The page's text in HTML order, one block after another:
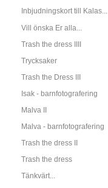
Inbjudningskort till Kalas...
Vill önska Er alla...
Trash the dress IIII
Trycksaker
Trash the Dress III
Isak - barnfotografering
Malva II
Malva - barnfotografering
Trash the dress II
Trash the dress
Tänkvärt...